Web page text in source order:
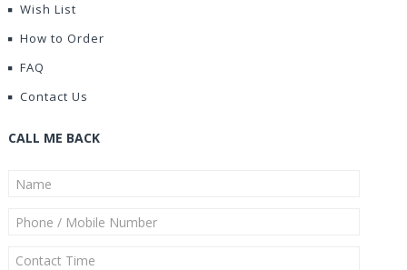
Wish List
How to Order
FAQ
Contact Us
CALL ME BACK